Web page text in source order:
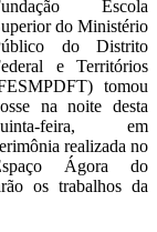
Escola
do Ministério
do Distrito
e Territórios
tomou
na noite desta
feira, em
realizada no
Ágora do
os trabalhos da